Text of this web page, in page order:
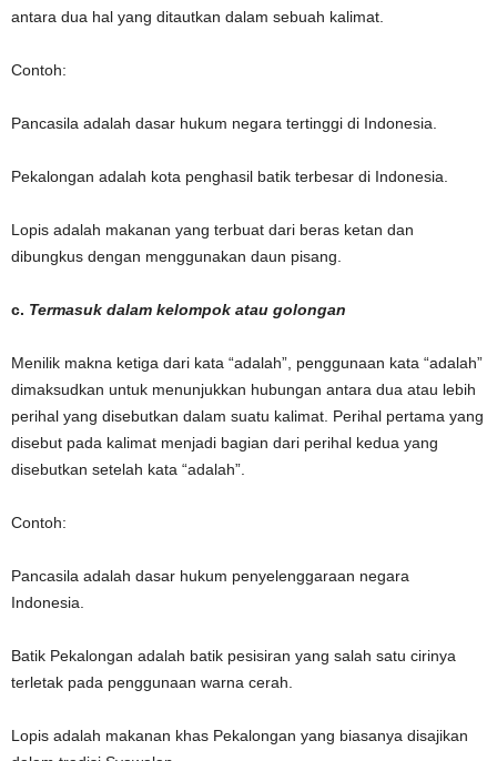
antara dua hal yang ditautkan dalam sebuah kalimat.
Contoh:
Pancasila adalah dasar hukum negara tertinggi di Indonesia.
Pekalongan adalah kota penghasil batik terbesar di Indonesia.
Lopis adalah makanan yang terbuat dari beras ketan dan
dibungkus dengan menggunakan daun pisang.
c. Termasuk dalam kelompok atau golongan
Menilik makna ketiga dari kata “adalah”, penggunaan kata “adalah”
dimaksudkan untuk menunjukkan hubungan antara dua atau lebih
perihal yang disebutkan dalam suatu kalimat. Perihal pertama yang
disebut pada kalimat menjadi bagian dari perihal kedua yang
disebutkan setelah kata “adalah”.
Contoh:
Pancasila adalah dasar hukum penyelenggaraan negara
Indonesia.
Batik Pekalongan adalah batik pesisiran yang salah satu cirinya
terletak pada penggunaan warna cerah.
Lopis adalah makanan khas Pekalongan yang biasanya disajikan